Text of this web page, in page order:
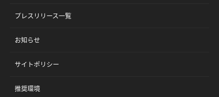
プレスリリース一覧
お知らせ
サイトポリシー
推奨環境